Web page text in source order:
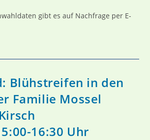
gibt es auf Nachfrage per E-
Blühstreifen in den
Familie Mossel
16:30 Uhr